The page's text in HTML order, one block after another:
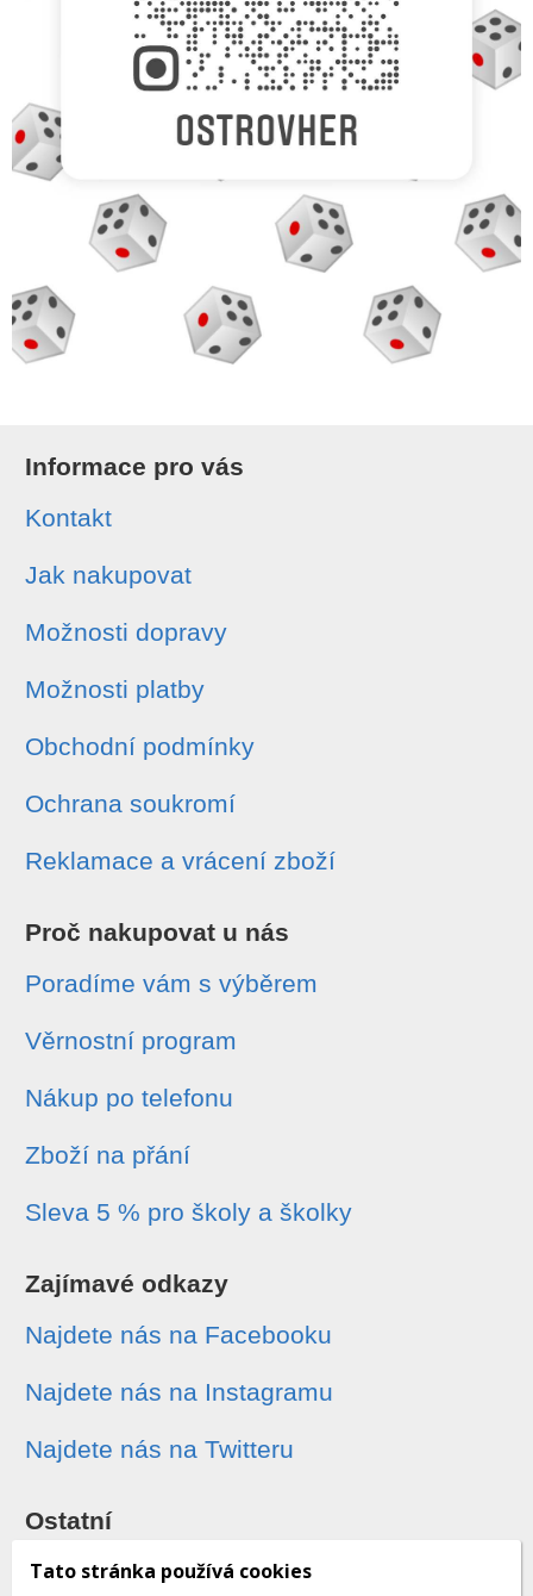
Informace pro vás
Kontakt
Jak nakupovat
Možnosti dopravy
Možnosti platby
Obchodní podmínky
Ochrana soukromí
Reklamace a vrácení zboží
Proč nakupovat u nás
Poradíme vám s výběrem
Věrnostní program
Nákup po telefonu
Zboží na přání
Sleva 5 % pro školy a školky
Zajímavé odkazy
Najdete nás na Facebooku
Najdete nás na Instagramu
Najdete nás na Twitteru
Ostatní
Sledování zásilek
Tato stránka používá cookies